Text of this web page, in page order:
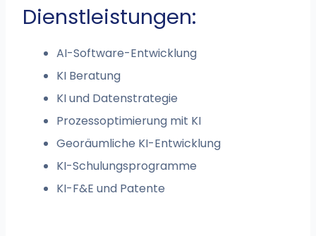
Dienstleistungen:
AI-Software-Entwicklung
KI Beratung
KI und Datenstrategie
Prozessoptimierung mit KI
Georäumliche KI-Entwicklung
KI-Schulungsprogramme
KI-F&E und Patente